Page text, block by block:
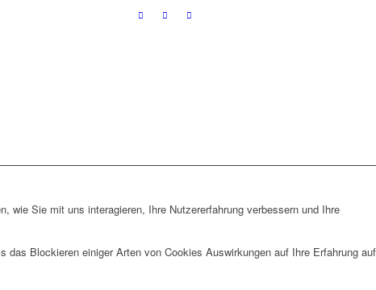
wie Sie mit uns interagieren, Ihre Nutzererfahrung verbessern und Ihre
Blockieren einiger Arten von Cookies Auswirkungen auf Ihre Erfahrung auf